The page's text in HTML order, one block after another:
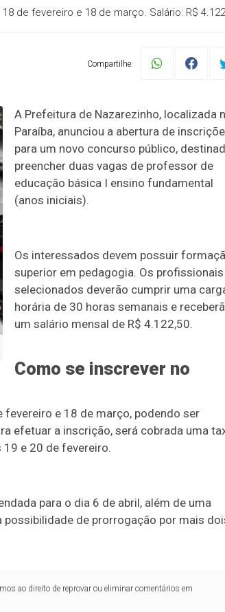
de fevereiro e 18 de março. Salário: R$
Compartilhe:
A Prefeitura de Nazarezinho, localizada
Paraíba, anunciou a abertura de
para um novo concurso público,
preencher duas vagas de professor de
educação básica I ensino fundamental
(anos iniciais).
Os interessados devem possuir
superior em pedagogia. Os profissionais
selecionados deverão cumprir uma
horária de 30 horas semanais e
um salário mensal de R$ 4.122,50.
Como se inscrever no
e 18 de março, podendo ser
efetuar a inscrição, será cobrada uma
e 20 de fevereiro.
para o dia 6 de abril, além de uma
possibilidade de prorrogação por mais
ao direito de reprovar ou eliminar comentários em